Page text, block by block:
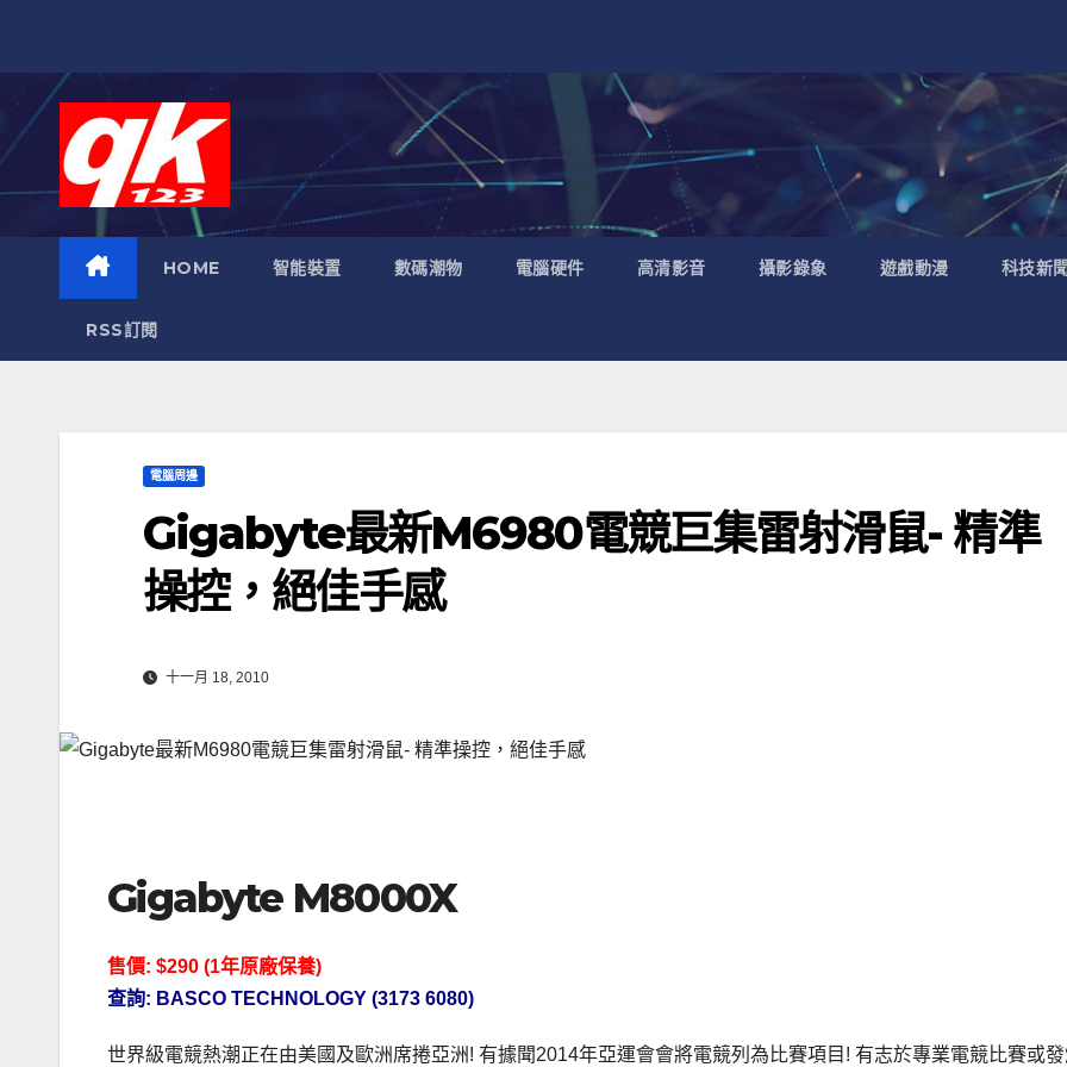
HOME 智能裝置 數碼潮物 電腦硬件 高清影音 攝影錄象 遊戲動漫 科技新
RSS訂閱
電腦周邊
Gigabyte最新M6980電競巨集雷射滑鼠- 精準
操控，絕佳手感
十一月 18, 2010
Gigabyte M8000X
售價: $290 (1年原廠保養)
查詢: BASCO TECHNOLOGY (3173 6080)
世界級電競熱潮正在由美國及歐洲席捲亞洲! 有據聞2014年亞運會會將電競列為比賽項目! 有志於專業電競比賽或